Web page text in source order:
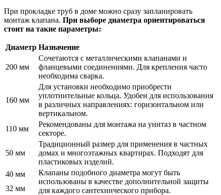
При прокладке труб в доме можно сразу запланировать
монтаж клапана. При выборе диаметра ориентироваться
стоит на такие параметры:
Диаметр Назначение
200 мм
Сочетаются с металлическими клапанами и
фланцевыми соединениями. Для крепления часто
необходима сварка.
160 мм
Для установки необходимо приобрести
уплотнительные кольца. Удобен для использования
в различных направлениях: горизонтальном или
вертикальном.
110 мм
Рекомендованы для монтажа на унитаз в частном
секторе.
50 мм
Традиционный размер для применения в частных
домах и многоэтажных квартирах. Подходят для
пластиковых изделий.
40 мм
Клапаны подобного диаметра могут быть
использованы в качестве дополнительной защиты
для каждого сантехнического прибора.
32 мм